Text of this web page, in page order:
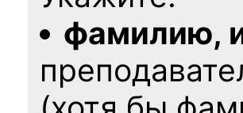
фамилию,